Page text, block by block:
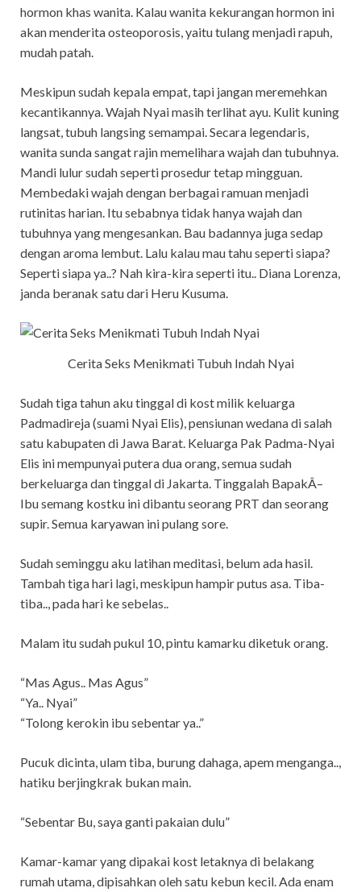
hormon khas wanita. Kalau wanita kekurangan hormon ini
akan menderita osteoporosis, yaitu tulang menjadi rapuh,
mudah patah.
Meskipun sudah kepala empat, tapi jangan meremehkan
kecantikannya. Wajah Nyai masih terlihat ayu. Kulit kuning
langsat, tubuh langsing semampai. Secara legendaris,
wanita sunda sangat rajin memelihara wajah dan tubuhnya.
Mandi lulur sudah seperti prosedur tetap mingguan.
Membedaki wajah dengan berbagai ramuan menjadi
rutinitas harian. Itu sebabnya tidak hanya wajah dan
tubuhnya yang mengesankan. Bau badannya juga sedap
dengan aroma lembut. Lalu kalau mau tahu seperti siapa?
Seperti siapa ya..? Nah kira-kira seperti itu.. Diana Lorenza,
janda beranak satu dari Heru Kusuma.
Cerita Seks Menikmati Tubuh Indah Nyai
Sudah tiga tahun aku tinggal di kost milik keluarga
Padmadireja (suami Nyai Elis), pensiunan wedana di salah
satu kabupaten di Jawa Barat. Keluarga Pak Padma-Nyai
Elis ini mempunyai putera dua orang, semua sudah
berkeluarga dan tinggal di Jakarta. Tinggalah BapakÂ–
Ibu semang kostku ini dibantu seorang PRT dan seorang
supir. Semua karyawan ini pulang sore.
Sudah seminggu aku latihan meditasi, belum ada hasil.
Tambah tiga hari lagi, meskipun hampir putus asa. Tiba-
tiba.., pada hari ke sebelas..
Malam itu sudah pukul 10, pintu kamarku diketuk orang.
“Mas Agus.. Mas Agus”
“Ya.. Nyai”
“Tolong kerokin ibu sebentar ya..”
Pucuk dicinta, ulam tiba, burung dahaga, apem menganga..,
hatiku berjingkrak bukan main.
“Sebentar Bu, saya ganti pakaian dulu”
Kamar-kamar yang dipakai kost letaknya di belakang
rumah utama, dipisahkan oleh satu kebun kecil. Ada enam